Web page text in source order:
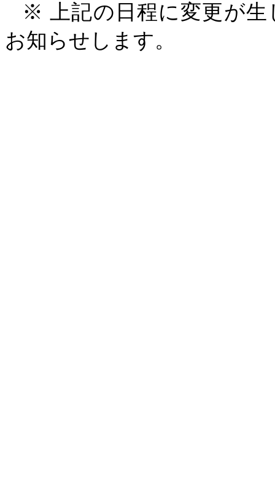
※ 上記の日程に変更が生
お知らせします。